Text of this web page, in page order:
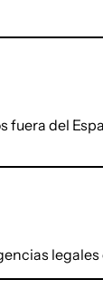
del